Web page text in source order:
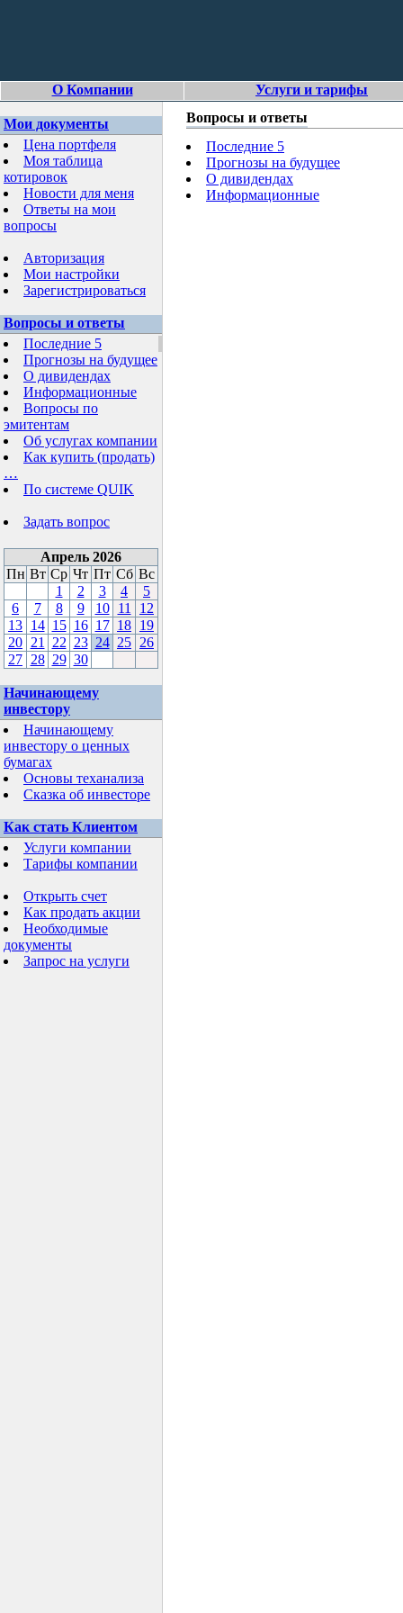
О Компании Услуги и тарифы
Мои документы
Цена портфеля
Моя таблица
котировок
Новости для меня
Ответы на мои
вопросы
Авторизация
Мои настройки
Зарегистрироваться
Вопросы и ответы
Последние 5
Прогнозы на будущее
О дивидендах
Информационные
Вопросы по
эмитентам
Об услугах компании
Как купить (продать)
…
По системе QUIK
Задать вопрос
Апрель 2026
Пн Вт Ср Чт Пт Сб Вс
1
2 3 4
5
6
7 8 9 10 11
12
13 14 15 16 17 18 19
20 21 22 23 24 25 26
27 28 29 30
Начинающему
инвестору
Начинающему
инвестору о ценных
бумагах
Основы теханализа
Сказка об инвесторе
Как стать Клиентом
Услуги компании
Тарифы компании
Открыть счет
Как продать акции
Необходимые
документы
Запрос на услуги
Вопросы и ответы
Последние 5
Прогнозы на будущее
О дивидендах
Информационные